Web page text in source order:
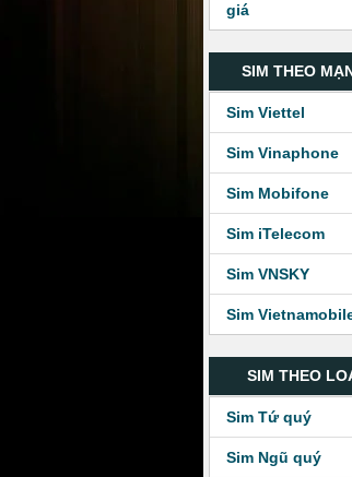
giá
SIM THEO
Sim Viettel
Sim Vinaphone
Sim Mobifone
Sim iTelecom
Sim VNSKY
Sim
SIM THEO
Sim Tứ quý
Sim Ngũ quý